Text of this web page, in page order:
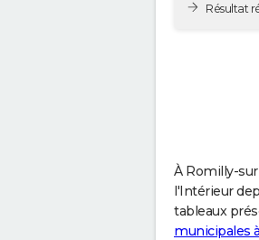
Résultat
À Romilly-
l'Intérieur
tableaux
municipales